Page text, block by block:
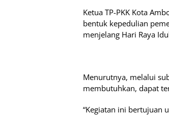
Ketua TP-PKK Kota
bentuk kepedulian
menjelang Hari Raya
Menurutnya, melalui
membutuhkan, dapat
“Kegiatan ini bertujuan